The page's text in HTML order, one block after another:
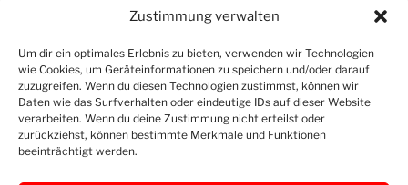
Zustimmung verwalten
Um dir ein optimales Erlebnis zu bieten, verwenden wir Technologien
wie Cookies, um Geräteinformationen zu speichern und/oder darauf
zuzugreifen. Wenn du diesen Technologien zustimmst, können wir
Daten wie das Surfverhalten oder eindeutige IDs auf dieser Website
verarbeiten. Wenn du deine Zustimmung nicht erteilst oder
zurückziehst, können bestimmte Merkmale und Funktionen
beeinträchtigt werden.
Manic Markus Haas
Minimal Minimarc Musik Party Pendel
Pendelmann Programm Rock Row
Samstag Shawn Deep Simon Techno
Vinyl